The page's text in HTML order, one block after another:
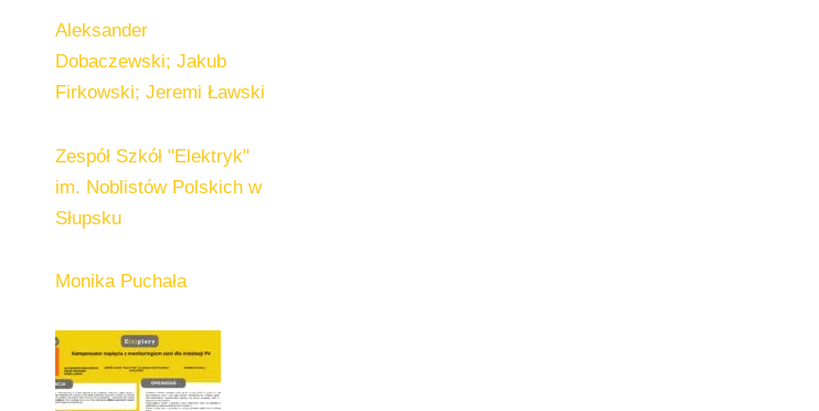
Aleksander
Dobaczewski; Jakub
Firkowski; Jeremi Ławski
Zespół Szkół "Elektryk"
im. Noblistów Polskich w
Słupsku
Monika Puchała